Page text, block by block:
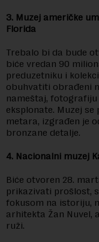
3. Muzej američke
Florida
Trebalo bi da bude
biće vredan 90
preduzetniku i
obuhvatiti obrađeni
nameštaj,
eksplonate. Muzej
metara, izgrađen je
bronzane detalje.
4. Nacionalni muzej
Biće otvoren 28.
prikazivati prošlost,
fokusom na istoriju,
arhitekta Žan Nuvel,
ruži.